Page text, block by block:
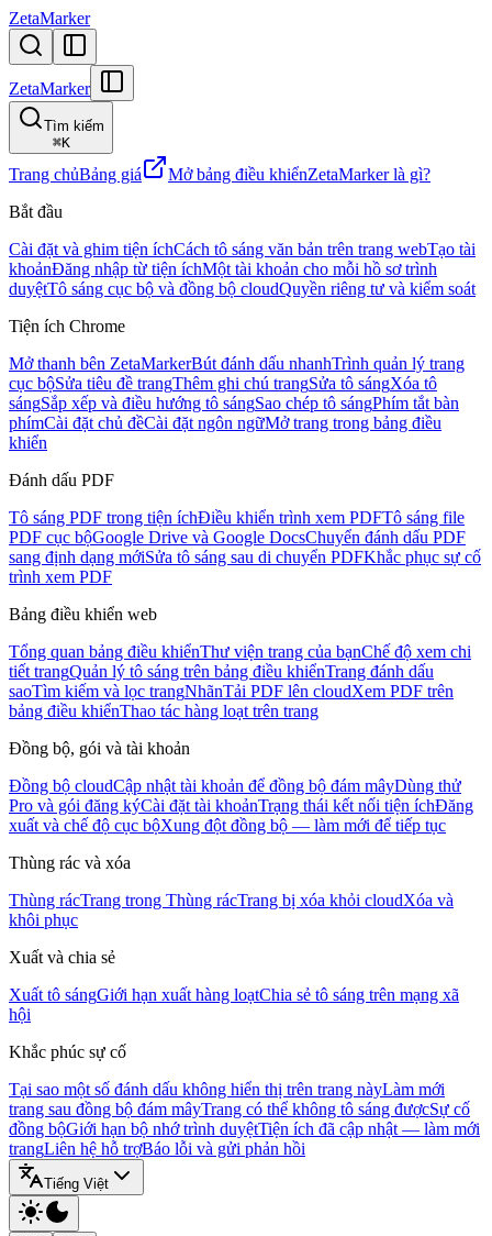
ZetaMarker
ZetaMarker
Tìm kiếm
⌘K
Trang chủBảng giá Mở bảng điều khiểnZetaMarker là gì?
Bắt đầu
Cài đặt và ghim tiện íchCách tô sáng văn bản trên trang webTạo tài
khoảnĐăng nhập từ tiện íchMột tài khoản cho mỗi hồ sơ trình
duyệtTô sáng cục bộ và đồng bộ cloudQuyền riêng tư và kiểm soát
Tiện ích Chrome
Mở thanh bên ZetaMarkerBút đánh dấu nhanhTrình quản lý trang
cục bộSửa tiêu đề trangThêm ghi chú trangSửa tô sángXóa tô
sángSắp xếp và điều hướng tô sángSao chép tô sángPhím tắt bàn
phímCài đặt chủ đềCài đặt ngôn ngữMở trang trong bảng điều
khiển
Đánh dấu PDF
Tô sáng PDF trong tiện íchĐiều khiển trình xem PDFTô sáng file
PDF cục bộGoogle Drive và Google DocsChuyển đánh dấu PDF
sang định dạng mớiSửa tô sáng sau di chuyển PDFKhắc phục sự cố
trình xem PDF
Bảng điều khiển web
Tổng quan bảng điều khiểnThư viện trang của bạnChế độ xem chi
tiết trangQuản lý tô sáng trên bảng điều khiểnTrang đánh dấu
saoTìm kiếm và lọc trangNhãnTải PDF lên cloudXem PDF trên
bảng điều khiểnThao tác hàng loạt trên trang
Đồng bộ, gói và tài khoản
Đồng bộ cloudCập nhật tài khoản để đồng bộ đám mâyDùng thử
Pro và gói đăng kýCài đặt tài khoảnTrạng thái kết nối tiện íchĐăng
xuất và chế độ cục bộXung đột đồng bộ — làm mới để tiếp tục
Thùng rác và xóa
Thùng rácTrang trong Thùng rácTrang bị xóa khỏi cloudXóa và
khôi phục
Xuất và chia sẻ
Xuất tô sángGiới hạn xuất hàng loạtChia sẻ tô sáng trên mạng xã
hội
Khắc phúc sự cố
Tại sao một số đánh dấu không hiển thị trên trang nàyLàm mới
trang sau đồng bộ đám mâyTrang có thể không tô sáng đượcSự cố
đồng bộGiới hạn bộ nhớ trình duyệtTiện ích đã cập nhật — làm mới
trangLiên hệ hỗ trợBáo lỗi và gửi phản hồi
Tiếng Việt